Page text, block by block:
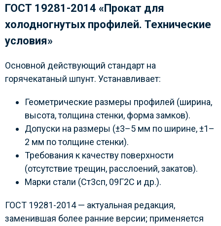
ГОСТ 19281-2014 «Прокат для
холодногнутых профилей. Технические
условия»
Основной действующий стандарт на
горячекатаный шпунт. Устанавливает:
Геометрические размеры профилей (ширина,
высота, толщина стенки, форма замков).
Допуски на размеры (±3–5 мм по ширине, ±1–
2 мм по толщине стенки).
Требования к качеству поверхности
(отсутствие трещин, расслоений, закатов).
Марки стали (Ст3сп, 09Г2С и др.).
ГОСТ 19281-2014 — актуальная редакция,
заменившая более ранние версии; применяется